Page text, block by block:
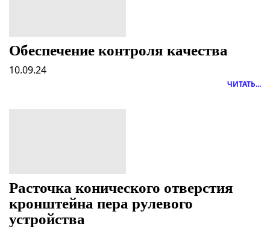
Обеспечение контроля качества
10.09.24
ЧИТАТЬ...
Расточка конического отверстия
кронштейна пера рулевого
устройства